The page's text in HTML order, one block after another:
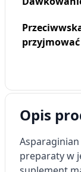
Asparaginian
Potas,
Opis
preparaty w